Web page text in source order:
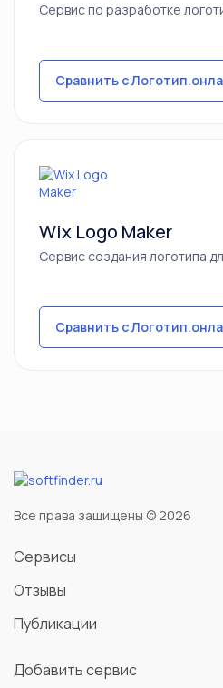
Сервис по разработке
Сравнить с
Wix Logo Maker
Сервис создания логотипа
Сравнить с
Все права защищены © 2026
Сервисы
Отзывы
Публикации
Добавить сервис